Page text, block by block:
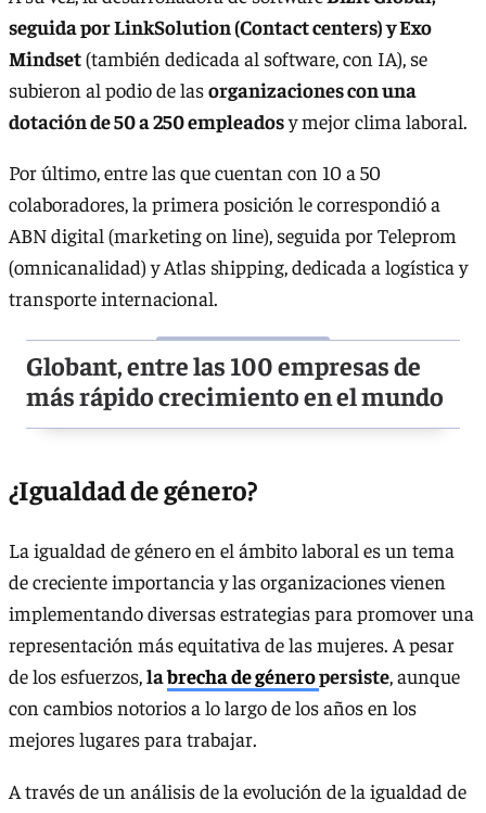
seguida por LinkSolution (Contact centers) y Exo
Mindset(también dedicada al software, con IA), se
subieron al podio de lasorganizaciones con una
dotación de 50 a 250 empleadosy mejor clima laboral.
Por último, entre las que cuentan con 10 a 50
colaboradores, la primera posición le correspondió a
ABN digital (marketing on line), seguida por Teleprom
(omnicanalidad) y Atlas shipping, dedicada a logística y
transporte internacional.
Globant, entre las 100 empresas de
más rápido crecimiento en el mundo
¿Igualdad de género?
La igualdad de género en el ámbito laboral es un tema
de creciente importancia y las organizaciones vienen
implementando diversas estrategias para promover una
representación más equitativa de las mujeres. A pesar
de los esfuerzos,labrecha de géneropersiste, aunque
con cambios notorios a lo largo de los años en los
mejores lugares para trabajar.
A través de un análisis de la evolución de la igualdad de